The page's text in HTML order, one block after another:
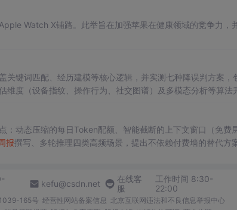
Watch X铺路。此举旨在加强苹果在健康领域的竞争力，
键词匹配、经历建模等核心逻辑，并实测七种降误判方案，
度（设备指纹、操作行为、社交图谱）及多模态分析等算法
动态压缩的每日Token配额、智能截断的上下文窗口（免费
报撰写、多轮推理四类高频场景，提出不依赖付费墙的替代方
kefu@csdn.net
在线客
服
工作时间 8:30-
22:00
165号 经营性网站备案信息 北京互联网违法和不良信息举报中心